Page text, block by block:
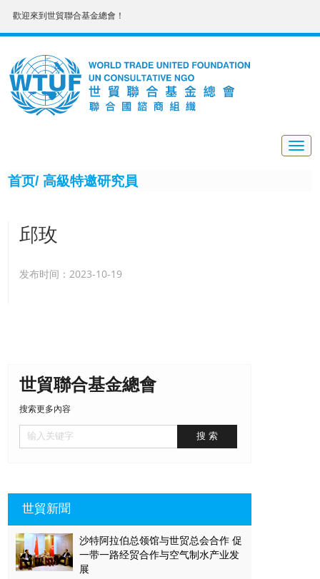
歡迎來到世貿聯合基金總會！
首页/ 高級特邀研究員
邱玫
发布时间：2023-10-19
世貿聯合基金總會
搜索更多內容
世貿新聞
沙特阿拉伯总领馆与世贸总会合作 促
一带一路经贸合作与空气制水产业发
展